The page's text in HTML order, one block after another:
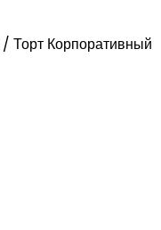
/ Торт Корпоративный